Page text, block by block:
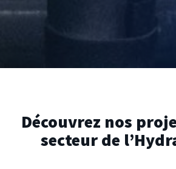
Découvrez nos
secteur de